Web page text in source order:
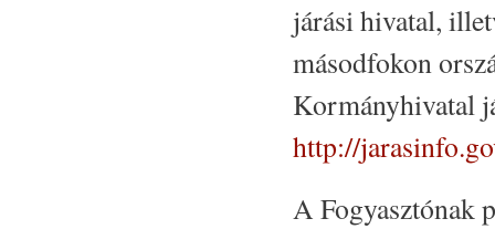
járási hivatal,
másodfokon
Kormányhivatal
http://
A Fogyasztónak